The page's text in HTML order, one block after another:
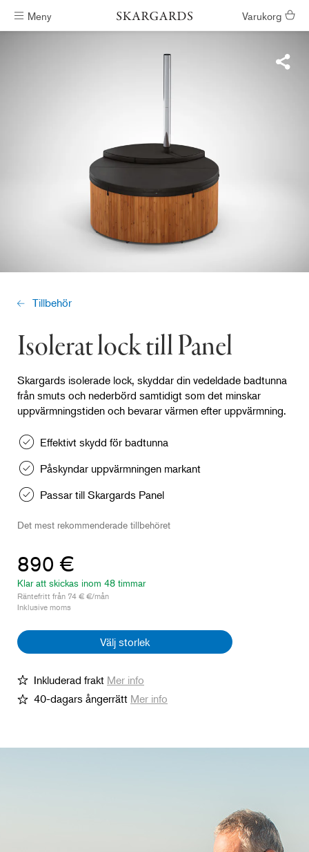
Meny Varukorg
Tillbehör
Isolerat lock till Panel
Skargards isolerade lock, skyddar din vedeldade badtunna
från smuts och nederbörd samtidigt som det minskar
uppvärmningstiden och bevarar värmen efter uppvärmning.
Effektivt skydd för badtunna
Påskyndar uppvärmningen markant
Passar till Skargards Panel
Det mest rekommenderade tillbehöret
890 €
Klar att skickas inom 48 timmar
Räntefritt från 74 € €/mån
Inklusive moms
Välj storlek
Modell
890 €
Inkluderad frakt Mer info
40-dagars ångerrätt Mer info